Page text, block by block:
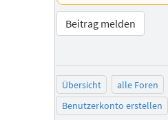
Beitrag melden
Übersicht alle Foren
Benutzerkonto erstellen